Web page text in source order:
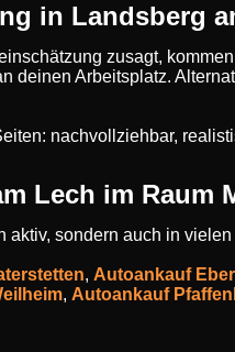
in Landsberg
zusagt,
deinen Arbeitsplatz.
nachvollziehbar,
Lech im Raum
aktiv, sondern auch in
, Autoankauf
, Autoankauf